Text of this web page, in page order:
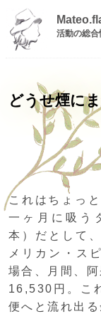
活動の総
どうせ煙に
これはちょっ
一ヶ月に吸う
本）だとして
メリカン・ス
場合、月間、
16,530円。こ
便へと流れ出